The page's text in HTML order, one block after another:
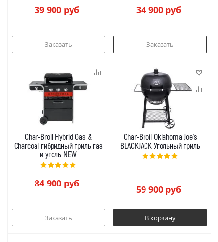
39 900руб
Заказать
34 900руб
Заказать
Char-Broil Hybrid Gas &
Charcoal гибридный гриль газ
и уголь NEW
84 900руб
Заказать
Char-Broil Oklahoma Joe's
BLACKJACK Угольный гриль
59 900руб
В корзину